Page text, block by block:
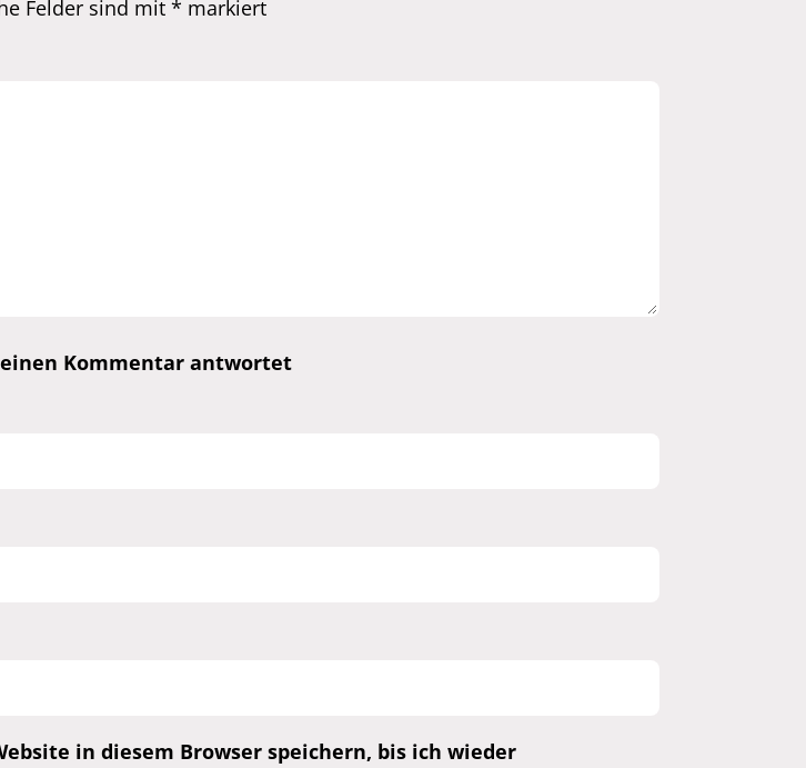
Felder sind mit * markiert
Kommentar antwortet
in diesem Browser speichern, bis ich wieder